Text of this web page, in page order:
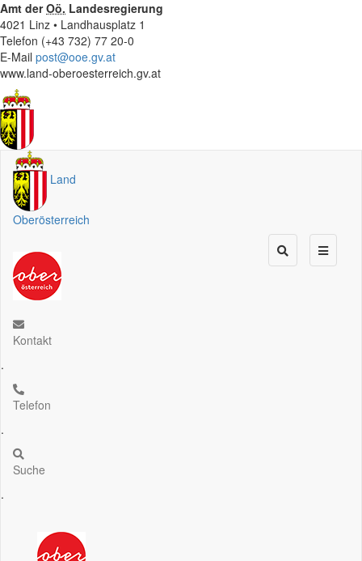
Amt derOö. Landesregierung
4021 Linz • Landhausplatz 1
Telefon (+43 732) 77 20-0
E-Mail post@ooe.gv.at
www.land-oberoesterreich.gv.at
Land
Oberösterreich
Kontakt
.
Telefon
.
Suche
.